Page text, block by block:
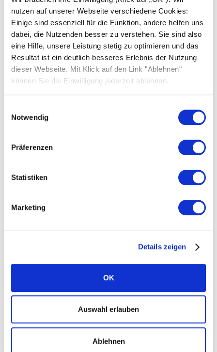
nutzen auf unserer Webseite verschiedene Cookies:
Einige sind essenziell für die Funktion, andere helfen uns
dabei, die Nutzenden besser zu verstehen. Sie sind also
eine Hilfe, unsere Leistung stetig zu optimieren und das
Resultat ist ein deutlich besseres Erlebnis der Nutzung
dieser Webseite. Mit Klick auf den Link "Ablehnen"
können Sie die Einwilligung jederzeit ablehnen.
Notwendig
Präferenzen
Statistiken
Marketing
Details zeigen
OK
Auswahl erlauben
Ablehnen
SOLARWATT Battery & Inverter vision
Frequently asked questions
Planning
Commissioning
Relevant documents
Frequently asked questions
Planning